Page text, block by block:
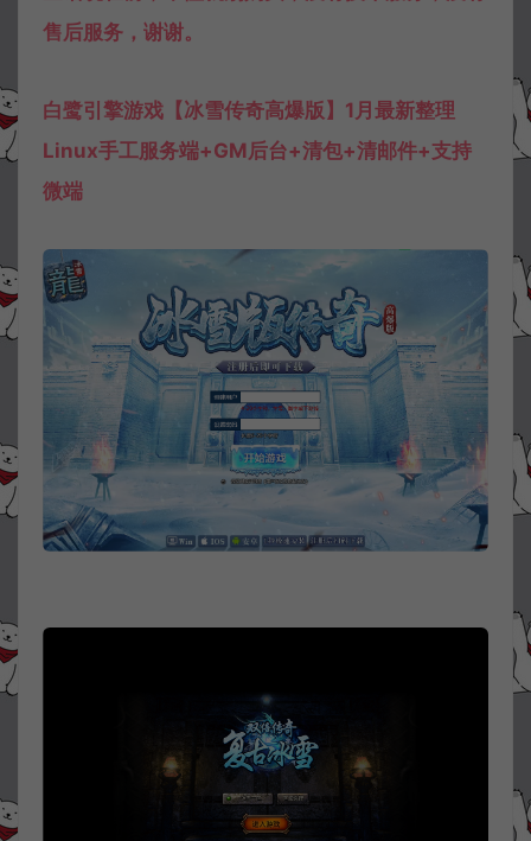
售后服务，谢谢。
白鹭引擎游戏【冰雪传奇高爆版】1月最新整理
Linux手工服务端+GM后台+清包+清邮件+支持
微端